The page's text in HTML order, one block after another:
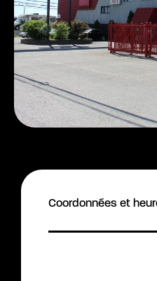
Coordonnées et